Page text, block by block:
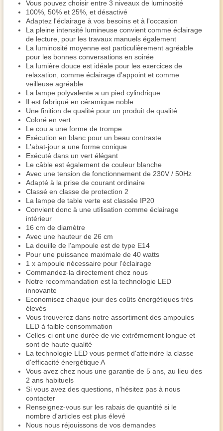
Vous pouvez choisir entre 3 niveaux de luminosité
100%, 50% et 25%, et désactivé
Adaptez l'éclairage à vos besoins et à l'occasion
La pleine intensité lumineuse convient comme éclairage
de lecture, pour les travaux manuels également
La luminosité moyenne est particulièrement agréable
pour les bonnes conversations en soirée
La lumière douce est idéale pour les exercices de
relaxation, comme éclairage d'appoint et comme
veilleuse agréable
La lampe polyvalente a un pied cylindrique
Il est fabriqué en céramique noble
Une finition de qualité pour un produit de qualité
Coloré en vert
Le cou a une forme de trompe
Exécution en blanc pour un beau contraste
L'abat-jour a une forme conique
Exécuté dans un vert élégant
Le câble est également de couleur blanche
Avec une tension de fonctionnement de 230V / 50Hz
Adapté à la prise de courant ordinaire
Classé en classe de protection 2
La lampe de table verte est classée IP20
Convient donc à une utilisation comme éclairage
intérieur
16 cm de diamètre
Avec une hauteur de 26 cm
La douille de l'ampoule est de type E14
Pour une puissance maximale de 40 watts
1 x ampoule nécessaire pour l'éclairage
Commandez-la directement chez nous
Notre recommandation est la technologie LED
innovante
Economisez chaque jour des coûts énergétiques très
élevés
Vous trouverez dans notre assortiment des ampoules
LED à faible consommation
Celles-ci ont une durée de vie extrêmement longue et
sont de haute qualité
La technologie LED vous permet d'atteindre la classe
d'efficacité énergétique A
Vous avez chez nous une garantie de 5 ans, au lieu des
2 ans habituels
Si vous avez des questions, n'hésitez pas à nous
contacter
Renseignez-vous sur les rabais de quantité si le
nombre d'articles est plus élevé
Nous nous réjouissons de vos demandes